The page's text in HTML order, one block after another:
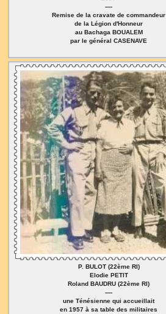
----
Remise de la cravate de commandeur
de la Légion d'Honneur
au Bachaga BOUALEM
par le général CASENAVE
P. BULOT (22ème RI)
Elodie PETIT
Roland BAUDRU (22ème RI)
----
une Ténésienne qui accueillait
en 1957 à sa table des militaires